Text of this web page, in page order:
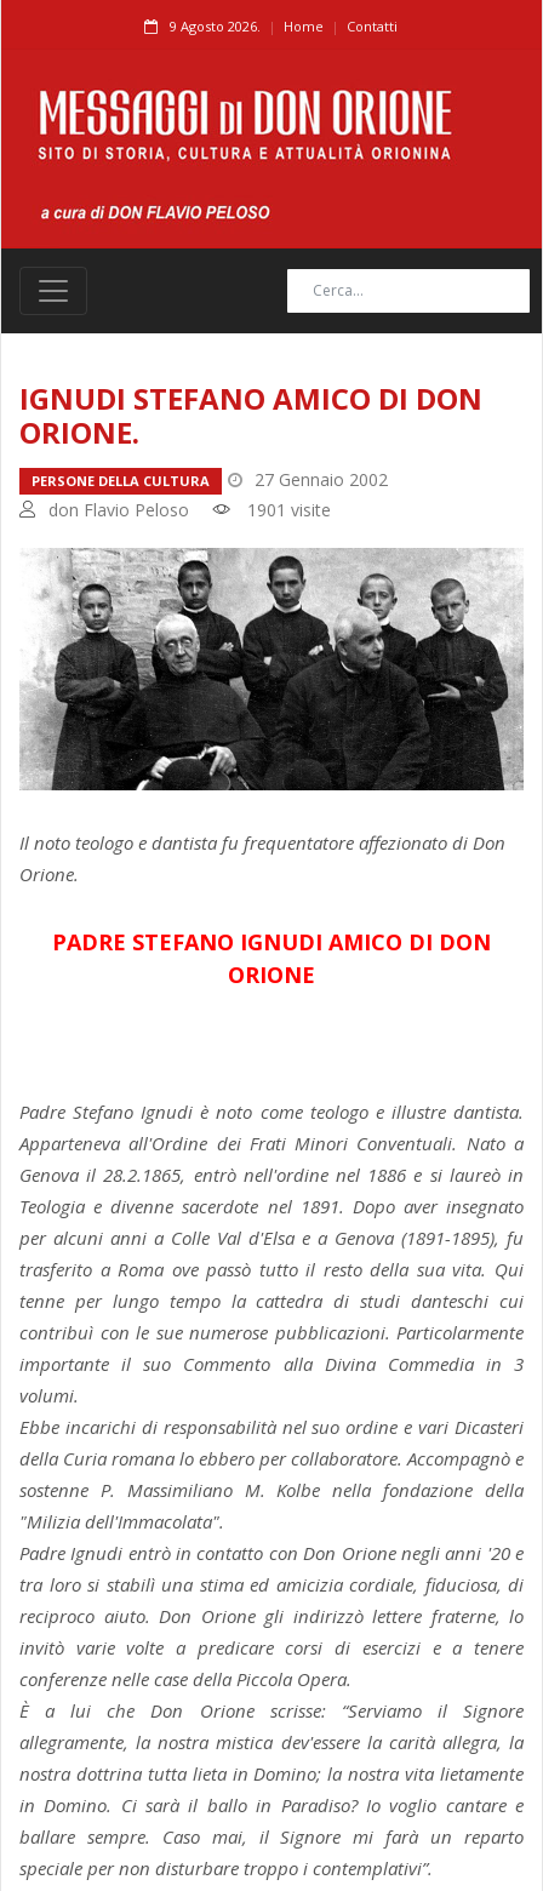
9 Agosto 2026. Home Contatti
IGNUDI STEFANO AMICO DI DON
ORIONE.
PERSONE DELLA CULTURA
27 Gennaio 2002
don Flavio Peloso
1901 visite
Il noto teologo e dantista fu frequentatore affezionato di Don
Orione.
PADRE STEFANO IGNUDI AMICO DI DON
ORIONE
Padre Stefano Ignudi è noto come teologo e illustre dantista.
Apparteneva all'Ordine dei Frati Minori Conventuali. Nato a
Genova il 28.2.1865, entrò nell'ordine nel 1886 e si laureò in
Teologia e divenne sacerdote nel 1891. Dopo aver insegnato
per alcuni anni a Colle Val d'Elsa e a Genova (1891-1895), fu
trasferito a Roma ove passò tutto il resto della sua vita. Qui
tenne per lungo tempo la cattedra di studi danteschi cui
contribuì con le sue numerose pubblicazioni. Particolarmente
importante il suo Commento alla Divina Commedia in 3
volumi.
Ebbe incarichi di responsabilità nel suo ordine e vari Dicasteri
della Curia romana lo ebbero per collaboratore. Accompagnò e
sostenne P. Massimiliano M. Kolbe nella fondazione della
"Milizia dell'Immacolata".
Padre Ignudi entrò in contatto con Don Orione negli anni '20 e
tra loro si stabilì una stima ed amicizia cordiale, fiduciosa, di
reciproco aiuto. Don Orione gli indirizzò lettere fraterne, lo
invitò varie volte a predicare corsi di esercizi e a tenere
conferenze nelle case della Piccola Opera.
È a lui che Don Orione scrisse: “Serviamo il Signore
allegramente, la nostra mistica dev'essere la carità allegra, la
nostra dottrina tutta lieta in Domino; la nostra vita lietamente
in Domino. Ci sarà il ballo in Paradiso? Io voglio cantare e
ballare sempre. Caso mai, il Signore mi farà un reparto
speciale per non disturbare troppo i contemplativi”.